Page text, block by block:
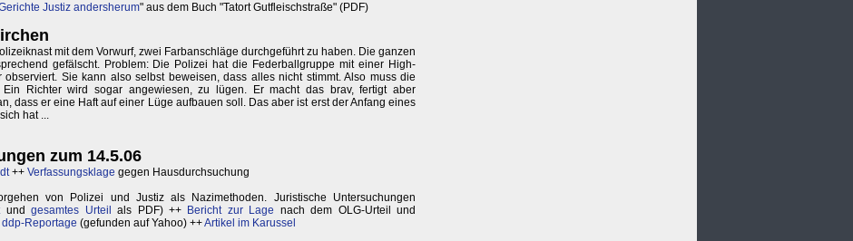
Justiz andersherum" aus dem Buch "Tatort Gutfleischstraße" (PDF)
mit dem Vorwurf, zwei Farbanschläge durchgeführt zu haben. Die ganzen
gefälscht. Problem: Die Polizei hat die Federballgruppe mit einer High-
Sie kann also selbst beweisen, dass alles nicht stimmt. Also muss die
Ein Richter wird sogar angewiesen, zu lügen. Er macht das brav, fertigt aber
dass er eine Haft auf einer Lüge aufbauen soll. Das aber ist erst der Anfang eines
hat ...
zum 14.5.06
++ Verfassungsklage gegen Hausdurchsuchung
von Polizei und Justiz als Nazimethoden. Juristische Untersuchungen
undgesamtes Urteil als PDF) ++ Bericht zur Lage nach dem OLG-Urteil und
ddp-Reportage (gefunden auf Yahoo) ++Artikel im Karussel